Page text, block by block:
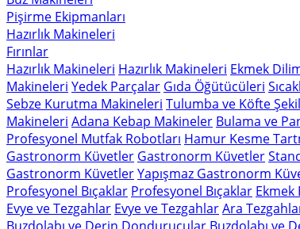
Pişirme Ekipmanları
Hazırlık Makineleri
Fırınlar
Hazırlık Makineleri Hazırlık Makineleri Ekmek
Makineleri Yedek Parçalar Gıda Öğütücüleri
Sebze Kurutma Makineleri Tulumba ve Köfte
Makineleri Adana Kebap Makineler Bulama ve
Profesyonel Mutfak Robotları Hamur Kesme
Gastronorm Küvetler Gastronorm Küvetler
Gastronorm KüvetlerYapışmaz Gastronorm
Profesyonel Bıçaklar Profesyonel Bıçaklar Ekmek
Evye ve Tezgahlar Evye ve TezgahlarAra